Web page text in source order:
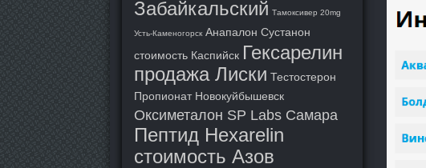
Забайкальский Тамоксивер 20mg
Усть-Каменогорск Анапалон Сустанон
стоимость Каспийск Гексарелин
продажа Лиски Тестостерон
Пропионат Новокуйбышевск
Оксиметалон SP Labs Самара
Пептид Hexarelin
стоимость Азов